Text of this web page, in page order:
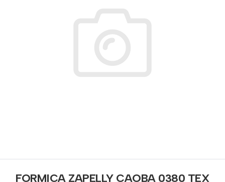
FORMICA ZAPELLY CAOBA 0380 TEX